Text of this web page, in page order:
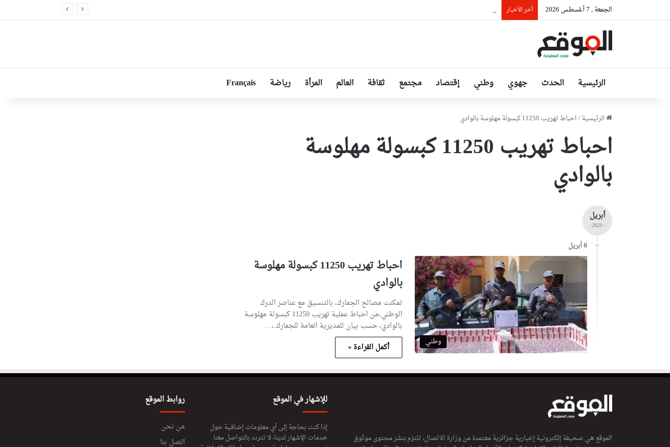
الجمعة , 7 أغسطس 2026 آخر الأخبار السيّد عطاف يستقبل من طرف رئيسة مجلس الجمهورية للجمعية الوطنية البيلاروسية
الرئيسية الحدث جهوي وطني إقتصاد مجتمع ثقافة العالم المرأة رياضة Français
الرئيسية/احباط تهريب 11250 كبسولة مهلوسة بالوادي
احباط تهريب 11250 كبسولة مهلوسة
بالوادي
أبريل
- 2023 -
8 أبريل
وطني
احباط تهريب 11250 كبسولة مهلوسة
بالوادي
تمكنت مصالح الجمارك، بالتنسيق مع عناصر الدرك
الوطني،من احباط عملية تهريب 11250 كبسولة مهلوسة
بالوادي، حسب بيان للمديرية العامة للجمارك.،…
أكمل القراءة »
الموقع هي صحيفة إلكترونية إخبارية جزائرية معتمدة من وزارة الاتصال، تلتزم بنشر محتوى موثوق
للإشهار في الموقع
إذا كنت بحاجة إلى أي معلومات إضافية حول
خدمات الإشهار لدينا، لا تتردد بالتواصل معنا.
روابط الموقع
من نحن
اتصل بنا